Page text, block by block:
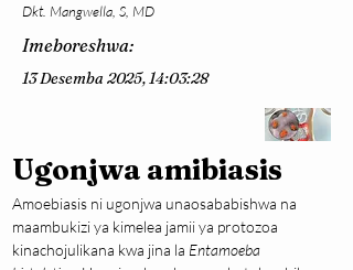
Dkt. Mangwella, S, MD
Imeboreshwa:
13 Desemba 2025, 14:03:28
Ugonjwa amibiasis
Amoebiasis ni ugonjwa unaosababishwa na
maambukizi ya kimelea jamii ya protozoa
kinachojulikana kwa jina la Entamoeba